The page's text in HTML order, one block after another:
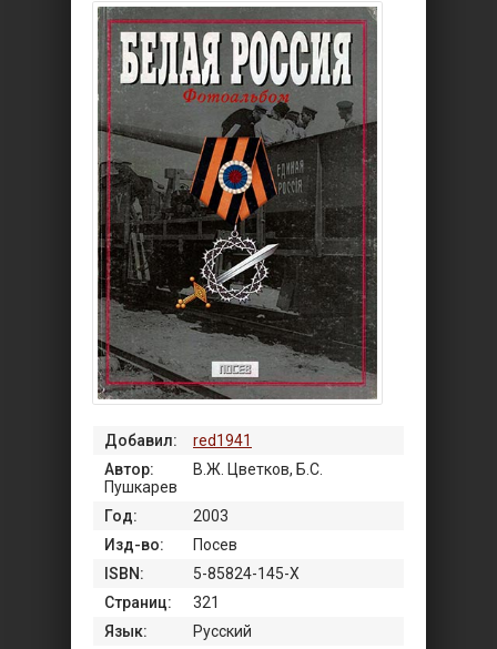
Добавил:
red1941
Автор:
В.Ж. Цветков, Б.С.
Пушкарев
Год:
2003
Изд-во:
Посев
ISBN:
5-85824-145-Х
Страниц:
321
Язык:
Русский